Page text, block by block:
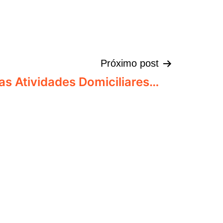
Próximo post
Atividades Domiciliares…